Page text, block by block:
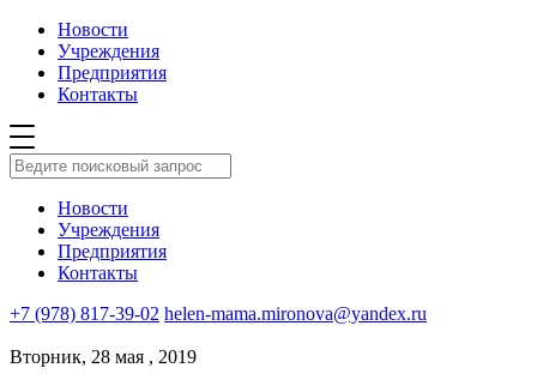
Новости
Учреждения
Предприятия
Контакты
Новости
Учреждения
Предприятия
Контакты
+7 (978) 817-39-02 helen-mama.mironova@yandex.ru
Вторник, 28 мая , 2019